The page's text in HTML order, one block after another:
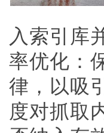
入索引库
率优化：
律，以吸
度对抓取